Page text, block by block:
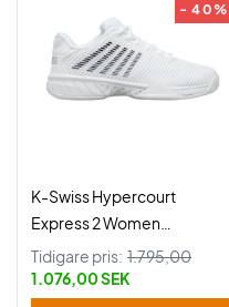
- 40%
K-Swiss Hypercourt
Express 2 Women
White/Black
Tidigare pris: 1.795,00
1.076,00 SEK